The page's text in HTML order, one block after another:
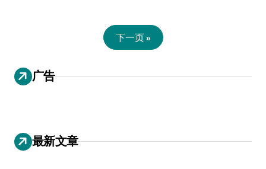
下一页 »
广告
最新文章